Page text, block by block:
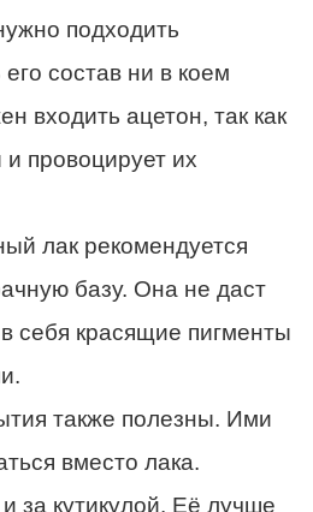
подходить
состав ни в коем
входить ацетон, так как
и провоцирует их
лак рекомендуется
базу. Она не даст
себя красящие пигменты
также полезны. Ими
вместо лака.
за кутикулой. Её лучше